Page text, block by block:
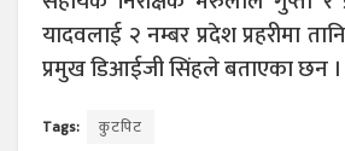
यादवलाई २ नम्बर प्रदेश प्रहरीमा
प्रमुख डिआईजी सिंहले बताएका छन ।
Tags: कुटपिट